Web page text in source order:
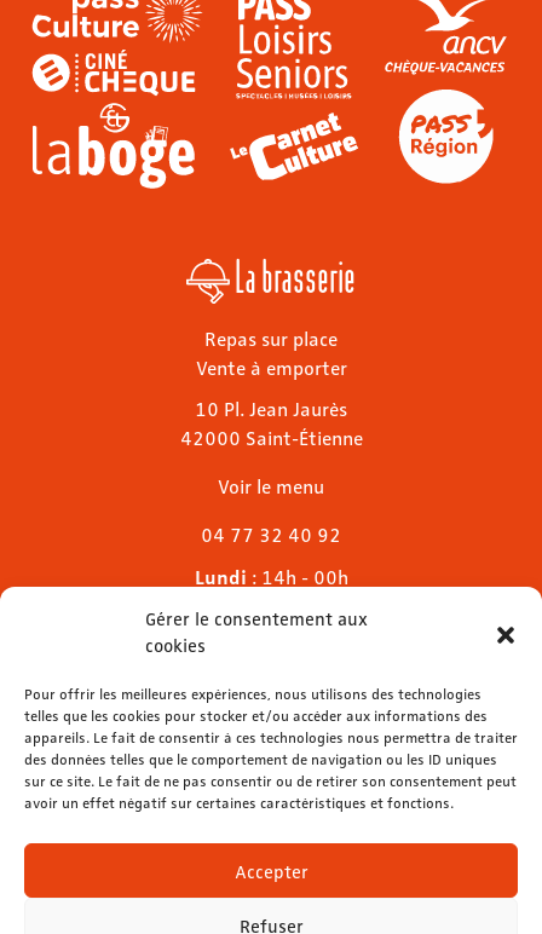
Gérer le consentement aux
cookies
Pour offrir les meilleures expériences, nous utilisons des technologies
telles que les cookies pour stocker et/ou accéder aux informations des
appareils. Le fait de consentir à ces technologies nous permettra de traiter
des données telles que le comportement de navigation ou les ID uniques
sur ce site. Le fait de ne pas consentir ou de retirer son consentement peut
avoir un effet négatif sur certaines caractéristiques et fonctions.
Accepter
Refuser
La brasserie
Repas sur place
Vente à emporter
10 Pl. Jean Jaurès
42000 Saint-Étienne
Voir le menu
04 77 32 40 92
Lundi : 14h - 00h
Mardi & mercredi
Jeudi
Dimanche: 11h - 00h
04 77 32 32 01